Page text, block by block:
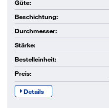
Güte:
Beschichtung:
Durchmesser:
Stärke:
Bestelleinheit:
Preis:
Details